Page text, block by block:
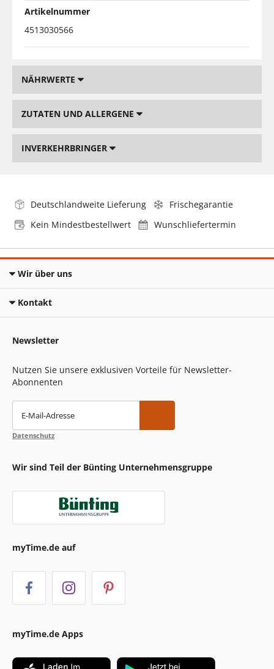
Artikelnummer
4513030566
NÄHRWERTE
ZUTATEN UND ALLERGENE
INVERKEHRBRINGER
Deutschlandweite Lieferung
Frischegarantie
Kein Mindestbestellwert
Wunschliefertermin
Wir über uns
Kontakt
Newsletter
Nutzen Sie unsere exklusiven Vorteile für Newsletter-
Abonnenten
E-Mail-Adresse
Datenschutz
Wir sind Teil der Bünting Unternehmensgruppe
myTime.de auf
myTime.de Apps